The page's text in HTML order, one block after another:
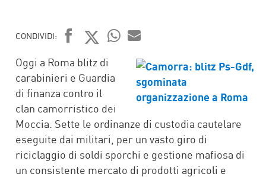
CONDIVIDI:
FACEBOOK
TWITTER
WHATSAPP
MAIL
Oggi a Roma blitz di
carabinieri e Guardia
di finanza contro il
clan camorristico dei
Moccia. Sette le ordinanze di custodia cautelare
eseguite dai militari, per un vasto giro di
riciclaggio di soldi sporchi e gestione mafiosa di
un consistente mercato di prodotti agricoli e